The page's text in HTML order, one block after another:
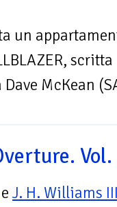
un
McKean
e J. H. Williams